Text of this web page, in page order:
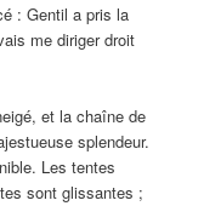
: Gentil a pris la
me diriger droit
et la chaîne de
splendeur.
Les tentes
sont glissantes ;